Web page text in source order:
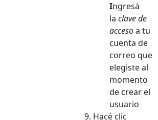
Ingresá
la clave de
accesoa tu
cuenta de
correo que
elegiste al
momento
de crear el
usuario
Hacé clic